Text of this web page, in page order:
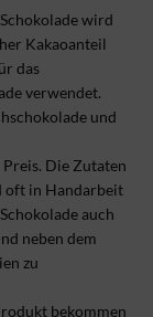
wird
Kakaoanteil
das
verwendet.
und
Die Zutaten
oft in Handarbeit
auch
neben dem
zu
bekommen